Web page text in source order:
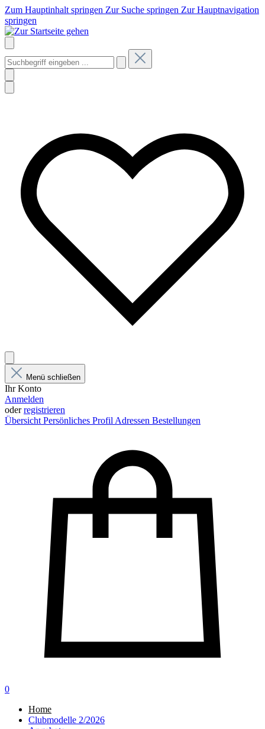
Zum Hauptinhalt springen Zur Suche springen Zur Hauptnavigation
springen
Menü schließen
Ihr Konto
Anmelden
oderregistrieren
Übersicht Persönliches Profil Adressen Bestellungen
0
Home
Clubmodelle 2/2026